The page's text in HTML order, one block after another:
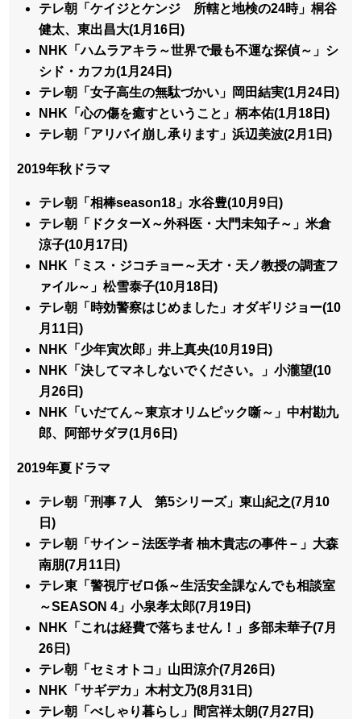
テレ朝「ケイジとケンジ 所轄と地検の24時」桐谷
健太、東出昌大(1月16日)
NHK「ハムラアキラ～世界で最も不運な探偵～」シ
シド・カフカ(1月24日)
テレ朝「女子高生の無駄づかい」岡田結実(1月24日)
NHK「心の傷を癒すということ」柄本佑(1月18日)
テレ朝「アリバイ崩し承ります」浜辺美波(2月1日)
2019年秋ドラマ
テレ朝「相棒season18」水谷豊(10月9日)
テレ朝「ドクターX～外科医・大門未知子～」米倉
涼子(10月17日)
NHK「ミス・ジコチョー～天才・天ノ教授の調査フ
ァイル～」松雪泰子(10月18日)
テレ朝「時効警察はじめました」オダギリジョー(10
月11日)
NHK「少年寅次郎」井上真央(10月19日)
NHK「決してマネしないでください。」小瀧望(10
月26日)
NHK「いだてん～東京オリムピック噺～」中村勘九
郎、阿部サダヲ(1月6日)
2019年夏ドラマ
テレ朝「刑事７人 第5シリーズ」東山紀之(7月10
日)
テレ朝「サイン－法医学者 柚木貴志の事件－」大森
南朋(7月11日)
テレ東「警視庁ゼロ係～生活安全課なんでも相談室
～SEASON 4」小泉孝太郎(7月19日)
NHK「これは経費で落ちません！」多部未華子(7月
26日)
テレ朝「セミオトコ」山田涼介(7月26日)
NHK「サギデカ」木村文乃(8月31日)
テレ朝「べしゃり暮らし」間宮祥太朗(7月27日)